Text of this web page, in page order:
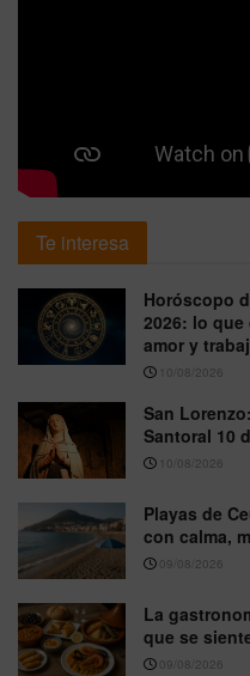
Te interesa
Horóscopo
2026: lo
amor y
10/08/2026
San
Santoral 10
10/08/2026
Playas de
con calma,
09/08/2026
La
que se
09/08/2026